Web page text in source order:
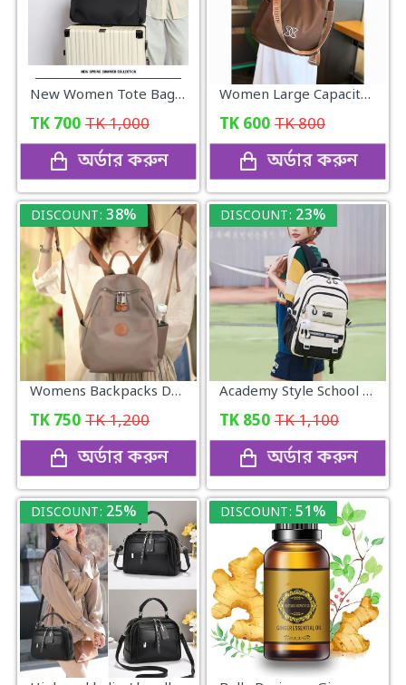
New Women Tote Bag Oxford Large
TK 700 TK1,000
অর্ডার করুন
Women Large Capacity Outdoor Tote Bag
TK 600 TK800
অর্ডার করুন
DISCOUNT: 38%
Womens Backpacks Designer High Quality Soft Nylon Simple Fashion Bag
TK 750 TK1,200
অর্ডার করুন
DISCOUNT: 23%
Academy Style School Bag
TK 850 TK1,100
অর্ডার করুন
DISCOUNT: 25% DISCOUNT: 51%